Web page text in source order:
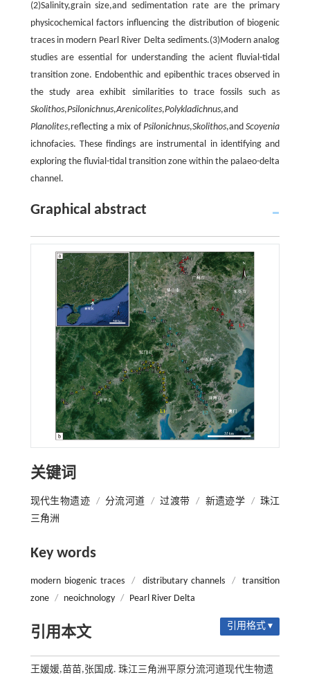
(2)Salinity,grain size,and sedimentation rate are the primary
physicochemical factors influencing the distribution of biogenic
traces in modern Pearl River Delta sediments.(3)Modern analog
studies are essential for understanding the acient fluvial-tidal
transition zone. Endobenthic and epibenthic traces observed in
the study area exhibit similarities to trace fossils such as
Skolithos,Psilonichnus,Arenicolites,Polykladichnus,and
Planolites,reflecting a mix ofPsilonichnus,Skolithos,andScoyenia
ichnofacies. These findings are instrumental in identifying and
exploring the fluvial-tidal transition zone within the palaeo-delta
channel.
Graphical abstract
关键词
现代生物遗迹 / 分流河道 / 过渡带 / 新遗迹学 / 珠江
三角洲
Key words
modern biogenic traces / distributary channels /
transition
zone / neoichnology / Pearl River Delta
引用本文 引用格式 ▾
王媛媛,苗苗,张国成. 珠江三角洲平原分流河道现代生物遗